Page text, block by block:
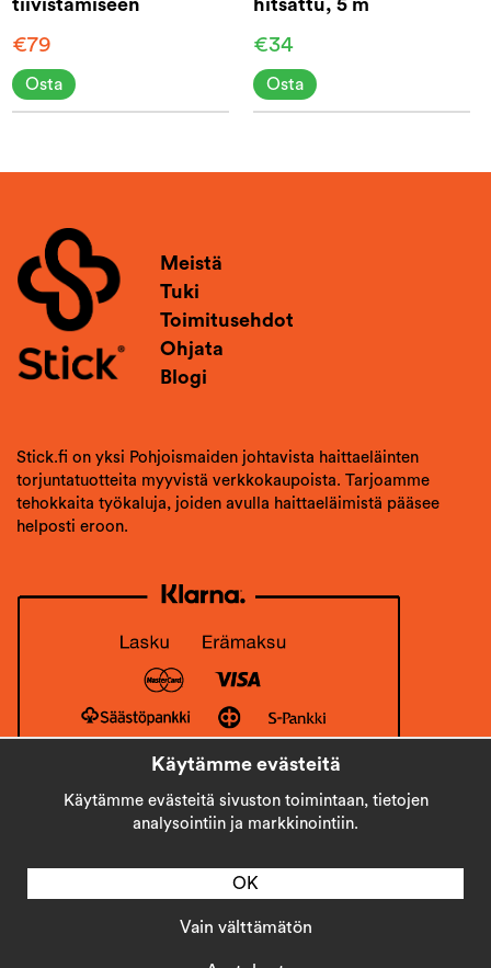
tiivistämiseen
€79
Osta
hitsattu, 5 m
€34
Osta
Meistä
Tuki
Toimitusehdot
Ohjata
Blogi
Stick.fi on yksi Pohjoismaiden johtavista haittaeläinten
torjuntatuotteita myyvistä verkkokaupoista. Tarjoamme
tehokkaita työkaluja, joiden avulla haittaeläimistä pääsee
helposti eroon.
Käytämme evästeitä
Käytämme evästeitä sivuston toimintaan, tietojen
analysointiin ja markkinointiin.
Vain välttämätön
OK